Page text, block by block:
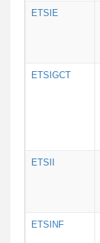
ETSIE
ETSIGCT
ETSII
ETSINF